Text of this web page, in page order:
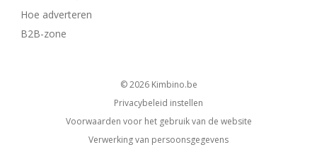
Hoe adverteren
B2B-zone
© 2026 kimbino.be
Privacybeleid instellen
Voorwaarden voor het gebruik van de website
Verwerking van persoonsgegevens